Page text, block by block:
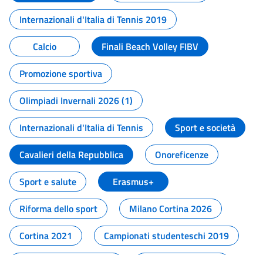
Internazionali d'Italia di Tennis 2019
Calcio
Finali Beach Volley FIBV
Promozione sportiva
Olimpiadi Invernali 2026 (1)
Internazionali d'Italia di Tennis
Sport e società
Cavalieri della Repubblica
Onoreficenze
Sport e salute
Erasmus+
Riforma dello sport
Milano Cortina 2026
Cortina 2021
Campionati studenteschi 2019